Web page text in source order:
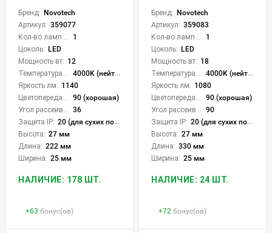
Бренд: Novotech
Артикул: 359077
1
Цоколь: LED
Мощность вт: 12
4000K (нейтральный)
Яркость лм: 1140
90 (хорошая)
36
Защита IP: 20 (для сухих пом.)
Высота: 27 мм
Длина: 222 мм
Ширина: 25 мм
НАЛИЧИЕ: 178 ШТ.
+63 бонус(ов)
Бренд: Novotech
Артикул: 359083
1
Цоколь: LED
Мощность вт: 18
4000K (нейтральный)
Яркость лм: 1080
90 (хорошая)
90
Защита IP: 20 (для сухих пом.)
Высота: 27 мм
Длина: 330 мм
Ширина: 25 мм
НАЛИЧИЕ: 24 ШТ.
+72 бонус(ов)